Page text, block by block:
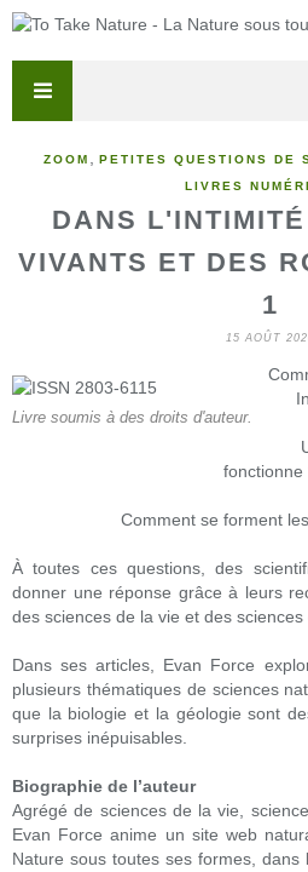
ZOOM PETITES QUESTIONS DE
LIVRES
DANS
VIVANTS ET DES
1
15 AOÛT
Livre soumis à des droits d'auteur.
fonctionne
Comment se forment
À toutes ces questions, des
donner une réponse grâce à leurs
des sciences de la vie et des sciences
Dans ses articles, Evan Force
plusieurs thématiques de sciences
que la biologie et la géologie sont
surprises inépuisables.
Biographie de l’auteur
Agrégé de sciences de la vie,
Evan Force anime un site web
Nature sous toutes ses formes,